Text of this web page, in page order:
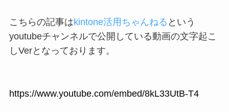
こちらの記事はkintone活用ちゃんねる という
youtubeチャンネルで公開している動画の文字起こ
しVerとなっております。
https://www.youtube.com/embed/8kL33UtB-T4